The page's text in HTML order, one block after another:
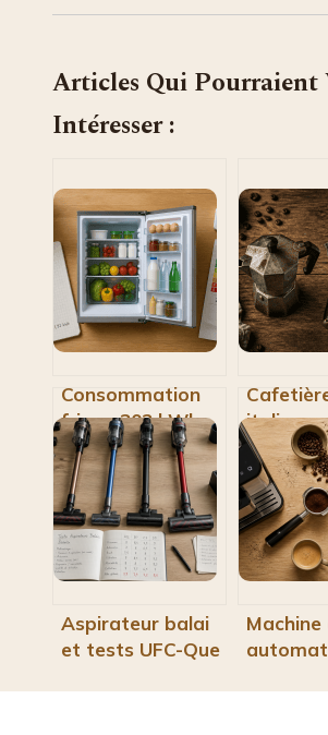
Articles Qui Pourraient
Intéresser :
Consommation
frigo : 302 kWh
par an et 4
réglages pour
réduire votre
facture
italienne
tradition
et
santé
Aspirateur balai
et tests UFC-Que